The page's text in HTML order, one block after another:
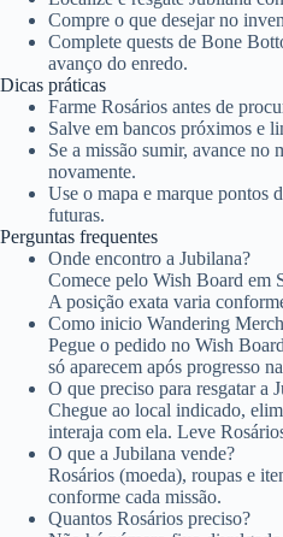
Compre o que desejar no
Complete quests de Bone
avanço do enredo.
Dicas práticas
Farme Rosários antes de
Salve em bancos próximos e
Se a missão sumir, avance no
novamente.
Use o mapa e marque pontos
futuras.
Perguntas frequentes
Onde encontro a Jubilana?
Comece pelo Wish Board em
A posição exata varia
Como inicio Wandering
Pegue o pedido no Wish
só aparecem após progresso
O que preciso para resgatar a
Chegue ao local indicado,
interaja com ela. Leve
O que a Jubilana vende?
Rosários (moeda), roupas e
conforme cada missão.
Quantos Rosários preciso?